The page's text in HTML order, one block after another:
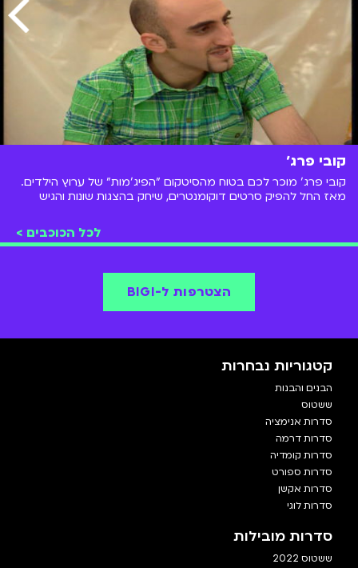
קובי פרג׳
קובי פרג' מוכר לכם בטוח מהסיטקום "הפיג'מות" של ערוץ הילדים.
מאז החל להפיק סרטים דוקומנטרים, שיחק בהצגות שונות והגיש
לכל הכוכבים >
הצטרפות ל-BIGI
קטגוריות נבחרות
הבנים והבנות
ששטוס
סדרות אנימציה
סדרות דרמה
סדרות קומדיה
סדרות ספורט
סדרות אקשן
סדרות לוגי
סדרות מובילות
ששטוס 2022